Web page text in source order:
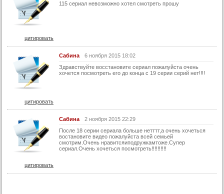
29 серия (суб)
30 серия
31 серия (суб)
32 серия
32 серия (суб)
33 серия
34 серия
34 серия (суб)
35 серия (суб)
115 сериал невозможно хотел смотреть прошу
цитировать
Сабина
6 ноября 2015 18:02
Здравствуйте восстановите сериал пожалуйста очень
хочется посмотреть его до конца с 19 серии серий нет!!!!
цитировать
Сабина
2 ноября 2015 22:29
После 18 серии сериала больше нетттт,а очень хочеться
востановите видео пожалуйста всей семьей
смотрим.Очень нравитсяиподружкамтоже.Супер
сериал.Очень хочеться посмотреть!!!!!!!!!!
цитировать